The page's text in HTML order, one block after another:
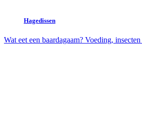
Hagedissen
Wat eet een baardagaam? Voeding,